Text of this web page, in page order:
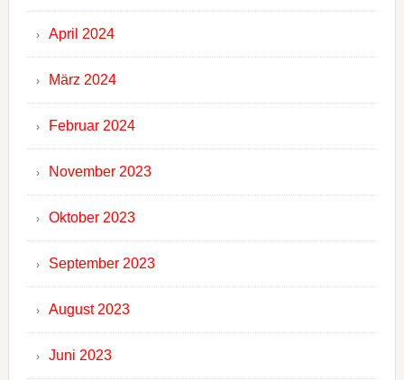
April 2024
März 2024
Februar 2024
November 2023
Oktober 2023
September 2023
August 2023
Juni 2023